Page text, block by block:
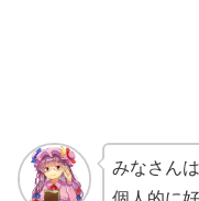
みなさん